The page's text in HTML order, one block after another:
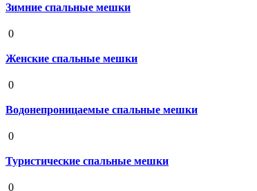
Зимние спальные мешки
0
Женские спальные мешки
0
Водонепроницаемые спальные мешки
0
Туристические спальные мешки
0